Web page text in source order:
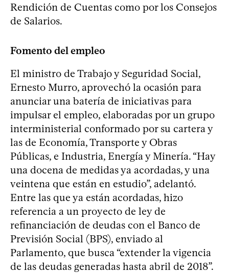
Rendición de Cuentas como por los Consejos
de Salarios.
Fomento del empleo
El ministro de Trabajo y Seguridad Social,
Ernesto Murro, aprovechó la ocasión para
anunciar una batería de iniciativas para
impulsar el empleo, elaboradas por un grupo
interministerial conformado por su cartera y
las de Economía, Transporte y Obras
Públicas, e Industria, Energía y Minería. “Hay
una docena de medidas ya acordadas, y una
veintena que están en estudio”, adelantó.
Entre las que ya están acordadas, hizo
referencia a un proyecto de ley de
refinanciación de deudas con el Banco de
Previsión Social (BPS), enviado al
Parlamento, que busca “extender la vigencia
de las deudas generadas hasta abril de 2018”.